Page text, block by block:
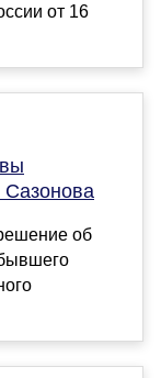
от 16
Сазонова
об